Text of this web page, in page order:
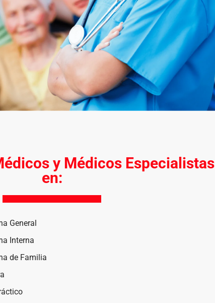
y Médicos Especialistas
en:
General
Interna
de Familia